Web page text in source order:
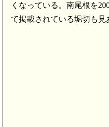
くなっている。南尾根を
て掲載されている堀切も見